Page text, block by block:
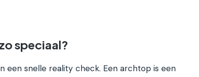
speciaal?
een snelle reality check. Een archtop is een